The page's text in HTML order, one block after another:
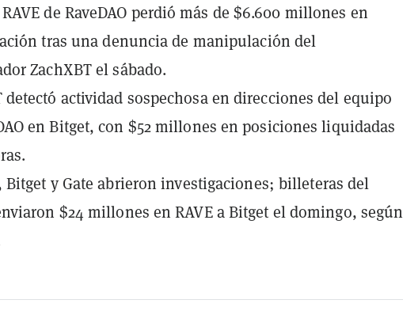
de RaveDAO perdió más de $6.600 millones en
tras una denuncia de manipulación del
ZachXBT el sábado.
detectó actividad sospechosa en direcciones del equipo
en Bitget, con $52 millones en posiciones liquidadas
Bitget y Gate abrieron investigaciones; billeteras del
$24 millones en RAVE a Bitget el domingo, según